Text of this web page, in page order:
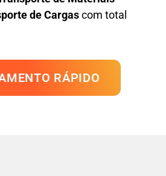
de Cargascom total
RÁPIDO